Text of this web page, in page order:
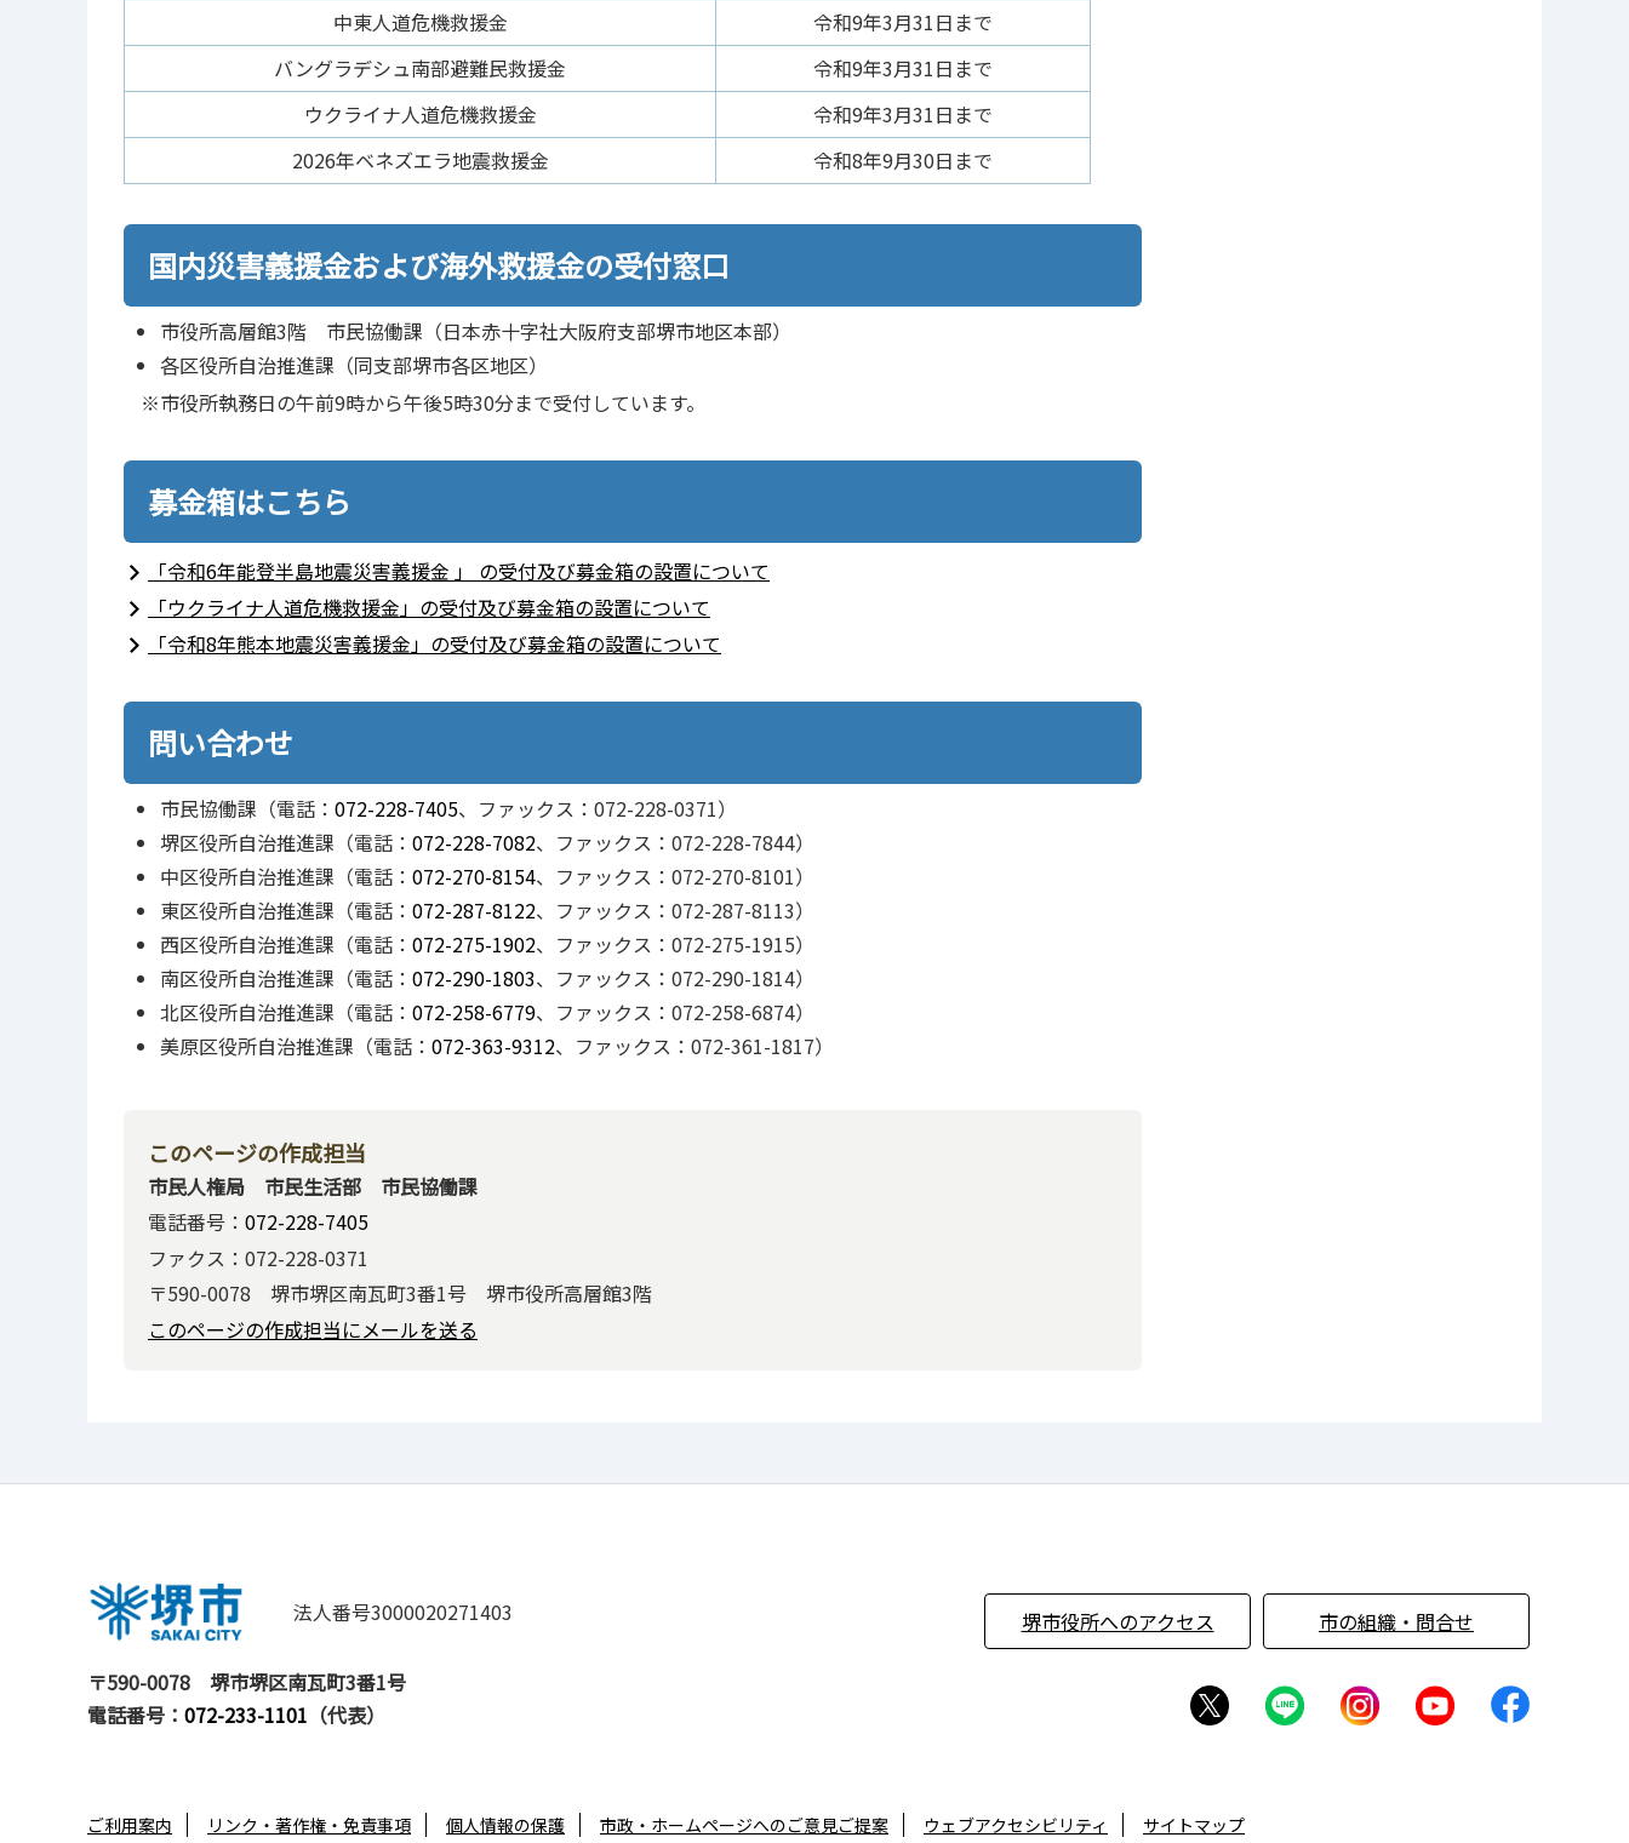
中東人道危機救援金
令和9年3月31日まで
バングラデシュ南部避難民救援金
令和9年3月31日まで
ウクライナ人道危機救援金
令和9年3月31日まで
2026年ベネズエラ地震救援金
令和8年9月30日まで
国内災害義援金および海外救援金の受付窓口
市役所高層館3階 市民協働課（日本赤十字社大阪府支部堺市地区本部）
各区役所自治推進課（同支部堺市各区地区）
※市役所執務日の午前9時から午後5時30分まで受付しています。
募金箱はこちら
「令和6年能登半島地震災害義援金 」 の受付及び募金箱の設置について
「ウクライナ人道危機救援金」の受付及び募金箱の設置について
「令和8年熊本地震災害義援金」の受付及び募金箱の設置について
問い合わせ
市民協働課（電話： 072-228-7405、ファックス：072-228-0371）
堺区役所自治推進課（電話： 072-228-7082、ファックス：072-228-7844）
中区役所自治推進課（電話： 072-270-8154、ファックス：072-270-8101）
東区役所自治推進課（電話： 072-287-8122、ファックス：072-287-8113）
西区役所自治推進課（電話： 072-275-1902、ファックス：072-275-1915）
南区役所自治推進課（電話： 072-290-1803、ファックス：072-290-1814）
北区役所自治推進課（電話： 072-258-6779、ファックス：072-258-6874）
美原区役所自治推進課（電話： 072-363-9312、ファックス：072-361-1817）
このページの作成担当
市民人権局 市民生活部 市民協働課
電話番号： 072-228-7405
ファクス：072-228-0371
〒590-0078 堺市堺区南瓦町3番1号 堺市役所高層館3階
このページの作成担当にメールを送る
法人番号3000020271403
〒590-0078
堺市堺区南瓦町3番1号
電話番号： 072-233-1101 （代表）
堺市役所へのアクセス 市の組織・問合せ
ご利用案内 リンク・著作権・免責事項 個人情報の保護 市政・ホームページへのご意見ご提案 ウェブアクセシビリティ サイトマップ